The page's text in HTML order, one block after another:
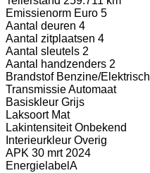
Emissienorm Euro 5
Aantal deuren 4
Aantal zitplaatsen 4
Aantal sleutels 2
Aantal handzenders 2
Brandstof Benzine/Elektrisch
TransmissieAutomaat
Basiskleur Grijs
Laksoort Mat
Lakintensiteit Onbekend
Interieurkleur Overig
APK 30 mrt 2024
Energielabel A